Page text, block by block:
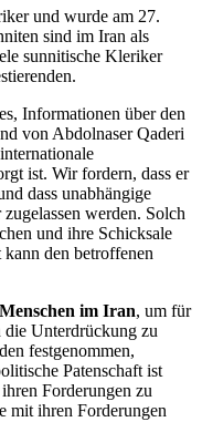
und wurde am 27.
sind im Iran als
sunnitische Kleriker
Informationen über den
von Abdolnaser Qaderi
ist. Wir fordern, dass er
dass unabhängige
werden. Solch
und ihre Schicksale
den betroffenen
im Iran, um für
die Unterdrückung zu
festgenommen,
Patenschaft ist
Forderungen zu
mit ihren Forderungen